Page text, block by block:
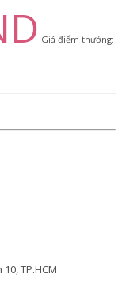
Giá điểm thưởng:
TP.HCM